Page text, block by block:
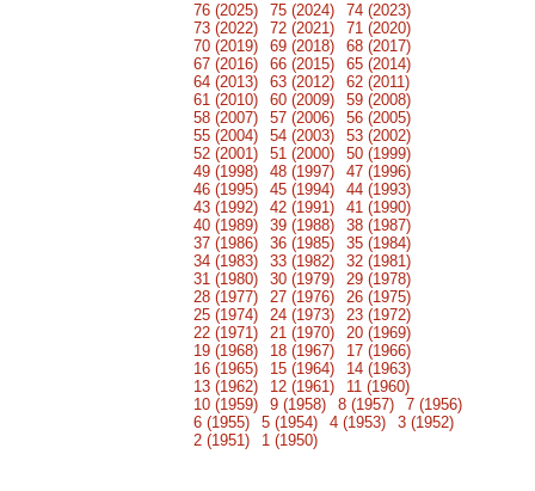
76 (2025) 75 (2024)
74 (2023)
73 (2022)
72 (2021)
71 (2020)
70 (2019)
69 (2018)
68 (2017)
67 (2016)
66 (2015)
65 (2014)
64 (2013)
63 (2012)
62 (2011)
61 (2010)
60 (2009)
59 (2008)
58 (2007)
57 (2006)
56 (2005)
55 (2004)
54 (2003)
53 (2002)
52 (2001)
51 (2000)
50 (1999)
49 (1998)
48 (1997)
47 (1996)
46 (1995)
45 (1994)
44 (1993)
43 (1992)
42 (1991)
41 (1990)
40 (1989)
39 (1988)
38 (1987)
37 (1986)
36 (1985)
35 (1984)
34 (1983)
33 (1982)
32 (1981)
31 (1980)
30 (1979)
29 (1978)
28 (1977)
27 (1976)
26 (1975)
25 (1974)
24 (1973)
23 (1972)
22 (1971)
21 (1970)
20 (1969)
19 (1968)
18 (1967)
17 (1966)
16 (1965)
15 (1964)
14 (1963)
13 (1962)
12 (1961)
11 (1960)
10 (1959)
9 (1958) 8 (1957)
7 (1956)
6 (1955)
5 (1954) 4 (1953)
3 (1952)
2 (1951)
1 (1950)